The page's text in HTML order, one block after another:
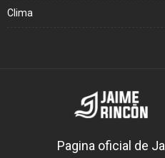
Clima
Pagina oficial de